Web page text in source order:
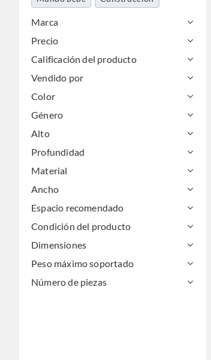
Decohogar
Libros, papelería y celebraciones
Maletería y viajes Jardín y terraza
Herramientas y máquinas
Electrohogar
Marca
Precio
Calificación del producto
Vendido por
Color
Género
Alto
Profundidad
Material
Ancho
Espacio recomendado
Condición del producto
Dimensiones
Peso máximo soportado
Número de piezas